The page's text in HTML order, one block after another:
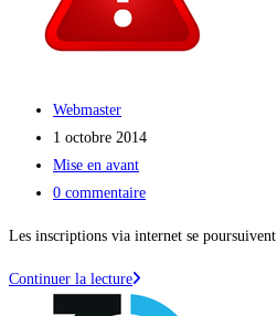
obligatoires
Auteur/autrice
de
la
publication :
Webmaster
Publication
publiée :
1 octobre 2014
Post
category:
Mise en avant
Commentaires
publication :
0 commentaire
Les inscriptions via internet se
Continuer la lectureInformation
importante